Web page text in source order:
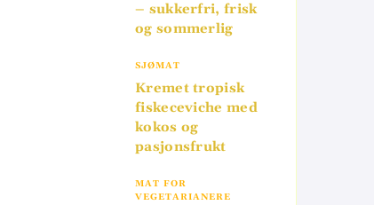
– sukkerfri, frisk
og sommerlig
SJØMAT
Kremet tropisk
fiskeceviche med
kokos og
pasjonsfrukt
MAT FOR
VEGETARIANERE